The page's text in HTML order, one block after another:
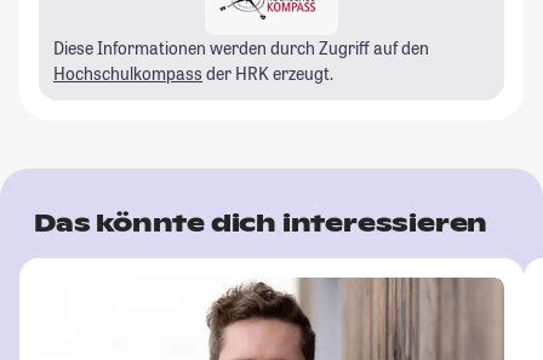
Diese Informationen werden durch Zugriff auf den
Hochschulkompass der HRK erzeugt.
Das könnte dich interessieren